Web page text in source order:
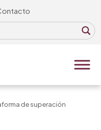
de superación